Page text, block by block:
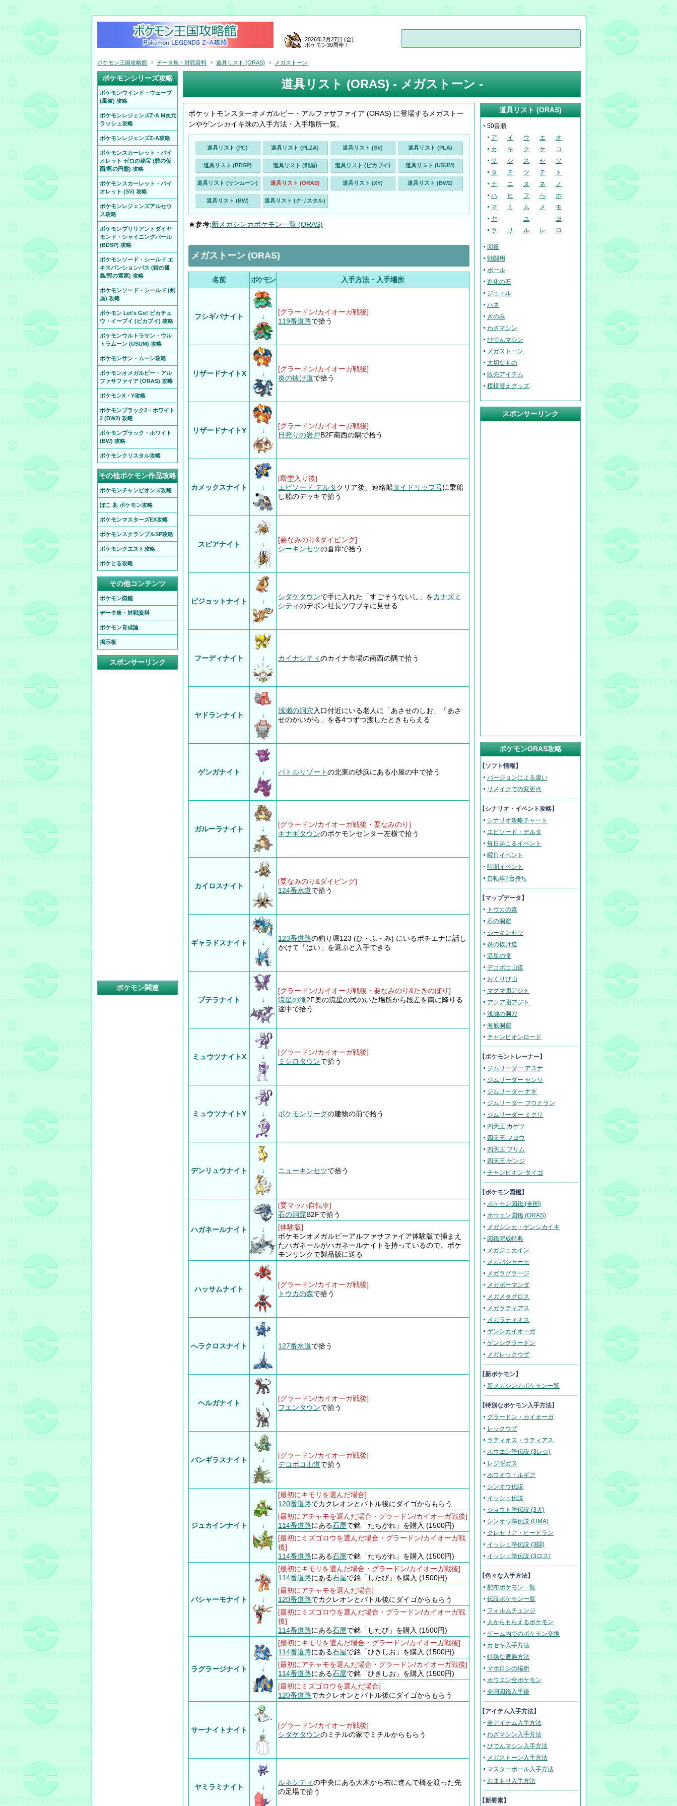
道具リスト (ORAS) - メガストーン -
ポケットモンスターオメガルビー・アルファサファイア (ORAS) に登場するメガストー
ンやゲンシカイキ珠の入手方法・入手場所一覧。
道具リスト (PC) 道具リスト (PLZA) 道具リスト (SV) 道具リスト (PLA)
道具リスト (BDSP) 道具リスト (剣盾) 道具リスト (ピカブイ) 道具リスト (USUM)
道具リスト (サンムーン) 道具リスト (ORAS) 道具リスト (XY) 道具リスト (BW2)
道具リスト (BW) 道具リスト (クリスタル)
★参考:新メガシンカポケモン一覧 (ORAS)
メガストーン (ORAS)
名前 ポケモン 入手方法・入手場所
フシギバナイト ↓
[グラードン/カイオーガ戦後]
119番道路で拾う
リザードナイトX ↓
[グラードン/カイオーガ戦後]
炎の抜け道で拾う
リザードナイトY ↓
[グラードン/カイオーガ戦後]
日照りの岩戸B2F南西の隅で拾う
カメックスナイト ↓
[殿堂入り後]
エピソード デルタクリア後、連絡船タイドリップ号に乗船
し船のデッキで拾う
スピアナイト ↓
[要なみのり&ダイビング]
シーキンセツの倉庫で拾う
ピジョットナイト ↓
シダケタウンで手に入れた「すごそうないし」をカナズミ
シティのデボン社長ツワブキに見せる
フーディナイト ↓ カイナシティのカイナ市場の南西の隅で拾う
ヤドランナイト ↓
浅瀬の洞穴 入口付近にいる老人に「あさせのしお」「あさ
せのかいがら」を各4つずつ渡したときもらえる
ゲンガナイト ↓ バトルリゾートの北東の砂浜にある小屋の中で拾う
ガルーラナイト ↓
[グラードン/カイオーガ戦後・要なみのり]
キナギタウンのポケモンセンター左横で拾う
カイロスナイト ↓
[要なみのり&ダイビング]
124番水道で拾う
ギャラドスナイト ↓
123番道路の釣り堀123 (ひ・ふ・み) にいるポチエナに話し
かけて「はい」を選ぶと入手できる
プテラナイト ↓
[グラードン/カイオーガ戦後・要なみのり&たきのぼり]
流星の滝2F奥の流星の民のいた場所から段差を南に降りる
途中で拾う
ミュウツナイトX ↓
[グラードン/カイオーガ戦後]
ミシロタウンで拾う
ミュウツナイトY ↓ ポケモンリーグの建物の前で拾う
デンリュウナイト ↓ ニューキンセツで拾う
ハガネールナイト ↓
[要マッハ自転車]
石の洞窟B2Fで拾う
[体験版]
ポケモンオメガルビーアルファサファイア体験版で捕まえ
たハガネールがハガネールナイトを持っているので、ポケ
モンリンクで製品版に送る
ハッサムナイト ↓
[グラードン/カイオーガ戦後]
トウカの森で拾う
へラクロスナイト ↓ 127番水道で拾う
ヘルガナイト ↓
[グラードン/カイオーガ戦後]
フエンタウンで拾う
バンギラスナイト ↓
[グラードン/カイオーガ戦後]
デコボコ山道で拾う
ジュカインナイト ↓
[最初にキモリを選んだ場合]
120番道路でカクレオンとバトル後にダイゴからもらう
[最初にアチャモを選んだ場合・グラードン/カイオーガ戦後]
114番道路にある石屋で銘「たちがれ」を購入 (1500円)
[最初にミズゴロウを選んだ場合・グラードン/カイオーガ戦
後]
114番道路にある石屋で銘「たちがれ」を購入 (1500円)
バシャーモナイト ↓
[最初にキモリを選んだ場合・グラードン/カイオーガ戦後]
114番道路にある石屋で銘「したび」を購入 (1500円)
[最初にアチャモを選んだ場合]
120番道路でカクレオンとバトル後にダイゴからもらう
[最初にミズゴロウを選んだ場合・グラードン/カイオーガ戦
後]
114番道路にある石屋で銘「したび」を購入 (1500円)
ラグラージナイト ↓
[最初にキモリを選んだ場合・グラードン/カイオーガ戦後]
114番道路にある石屋で銘「ひきしお」を購入 (1500円)
[最初にアチャモを選んだ場合・グラードン/カイオーガ戦後]
114番道路にある石屋で銘「ひきしお」を購入 (1500円)
[最初にミズゴロウを選んだ場合]
120番道路でカクレオンとバトル後にダイゴからもらう
サーナイトナイト ↓
[グラードン/カイオーガ戦後]
シダケタウンのミチルの家でミチルからもらう
ヤミラミナイト ↓
ルネシティの中央にある大木から右に進んで橋を渡った先
の足場で拾う
道具リスト (ORAS)
50音順
ア
イ ウ エ
オ
カ
キ ク ケ
コ
サ
シ ス セ
ソ
タ
チ ツ テ
ト
ナ
ニ ヌ ネ
ノ
ハ
ヒ フ へ
ホ
マ
ミ ム メ
モ
ヤ
ユ
ヨ
ラ
リ ル レ ロ
回復
戦闘用
ボール
進化の石
ジュエル
ハネ
きのみ
わざマシン
ひでんマシン
メガストーン
大切なもの
販売アイテム
模様替えグッズ
スポンサーリンク
ポケモンORAS攻略
【ソフト情報】
バージョンによる違い
リメイクでの変更点
【シナリオ・イベント攻略】
シナリオ攻略チャート
エピソード・デルタ
毎日起こるイベント
曜日イベント
時間イベント
自転車2台持ち
【マップデータ】
トウカの森
石の洞窟
シーキンセツ
炎の抜け道
流星の滝
デコボコ山道
おくりび山
マグマ団アジト
アクア団アジト
浅瀬の洞穴
海底洞窟
チャンピオンロード
【ポケモントレーナー】
ジムリーダー アスナ
ジムリーダー センリ
ジムリーダー ナギ
ジムリーダー フウとラン
ジムリーダー ミクリ
四天王 カゲツ
四天王 フヨウ
四天王 プリム
四天王 ゲンジ
チャンピオン ダイゴ
【ポケモン図鑑】
ポケモン図鑑 (全国)
ホウエン図鑑 (ORAS)
メガシンカ・ゲンシカイキ
図鑑完成特典
メガジュカイン
メガバシャーモ
メガラグラージ
メガボーマンダ
メガメタグロス
メガラティアス
メガラティオス
ゲンシカイオーガ
ゲンシグラードン
メガレックウザ
【新ポケモン】
新メガシンカポケモン一覧
【特別なポケモン入手方法】
グラードン・カイオーガ
レックウザ
ラティオス・ラティアス
ホウエン準伝説 (3レジ)
レジギガス
ホウオウ・ルギア
シンオウ伝説
イッシュ伝説
ジョウト準伝説 (3犬)
シンオウ準伝説 (UMA)
クレセリア・ヒードラン
イッシュ準伝説 (3闘)
イッシュ準伝説 (3ロス)
【色々な入手方法】
配布ポケモン一覧
伝説ポケモン一覧
フォルムチェンジ
人からもらえるポケモン
ゲーム内でのポケモン交換
カセキ入手方法
特殊な遭遇方法
マボロシの場所
ホウエン全ポケモン
全国図鑑入手後
【アイテム入手方法】
全アイテム入手方法
わざマシン入手方法
ひでんマシン入手方法
メガストーン入手方法
マスターボール入手方法
おまもり入手方法
【新要素】
2026年2月27日 (金)
ポケモン30周年！
ポケモン王国攻略館 データ集・対戦資料 道具リスト (ORAS) メガストーン
ポケモンシリーズ攻略
ポケモンウインド・ウェーブ
(風波) 攻略
ポケモンレジェンズZ-A M次元
ラッシュ攻略
ポケモンレジェンズZ-A攻略
ポケモンスカーレット・バイ
オレット ゼロの秘宝 (碧の仮
面/藍の円盤) 攻略
ポケモンスカーレット・バイ
オレット (SV) 攻略
ポケモンレジェンズアルセウ
ス攻略
ポケモンブリリアントダイヤ
モンド・シャイニングパール
(BDSP) 攻略
ポケモンソード・シールド エ
キスパンションパス (鎧の孤
島/冠の雪原) 攻略
ポケモンソード・シールド (剣
盾) 攻略
ポケモン Let's Go! ピカチュ
ウ・イーブイ (ピカブイ) 攻略
ポケモンウルトラサン・ウル
トラムーン (USUM) 攻略
ポケモンサン・ムーン攻略
ポケモンオメガルビー・アル
ファサファイア (ORAS) 攻略
ポケモンX・Y攻略
ポケモンブラック2・ホワイト
2 (BW2) 攻略
ポケモンブラック・ホワイト
(BW) 攻略
ポケモンクリスタル攻略
その他ポケモン作品攻略
ポケモンチャンピオンズ攻略
ぽこ あ ポケモン攻略
ポケモンマスターズEX攻略
ポケモンスクランブルSP攻略
ポケモンクエスト攻略
ポケとる攻略
その他コンテンツ
ポケモン図鑑
データ集・対戦資料
ポケモン育成論
掲示板
スポンサーリンク
ポケモン関連